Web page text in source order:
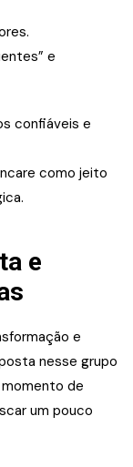
e
confiáveis e
como jeito
e
e
nesse grupo
de
um pouco